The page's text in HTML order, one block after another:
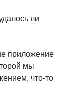
ли
приложение
мы
что-то